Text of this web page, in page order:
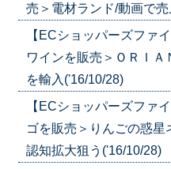
売＞電材ランド/動画で
【ECショッパーズフ
ワインを販売＞ＯＲＩ
を輸入('16/10/28)
【ECショッパーズファ
ゴを販売＞りんごの惑
認知拡大狙う('16/10/28)